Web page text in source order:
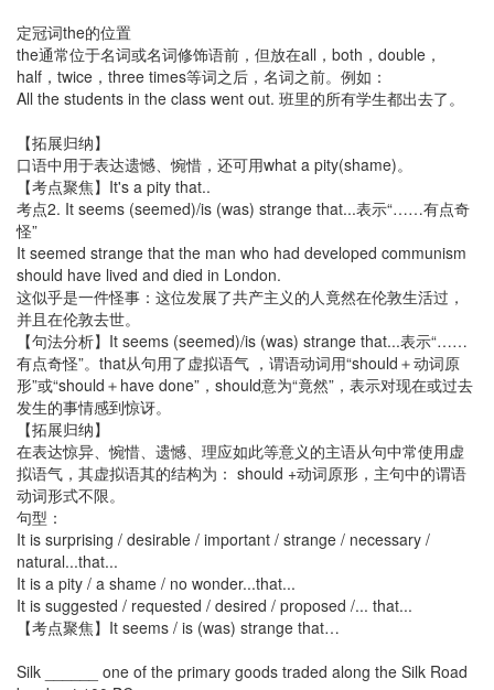
定冠词the的位置
the通常位于名词或名词修饰语前，但放在all，both，double，
half，twice，three times等词之后，名词之前。例如：
All the students in the class went out. 班里的所有学生都出去了。
【拓展归纳】
口语中用于表达遗憾、惋惜，还可用what a pity(shame)。
【考点聚焦】It's a pity that..
考点2. It seems (seemed)/is (was) strange that...表示“……有点奇
怪”
It seemed strange that the man who had developed communism
should have lived and died in London.
这似乎是一件怪事：这位发展了共产主义的人竟然在伦敦生活过，
并且在伦敦去世。
【句法分析】It seems (seemed)/is (was) strange that...表示“……
有点奇怪”。that从句用了虚拟语气 ，谓语动词用“should＋动词原
形”或“should＋have done”，should意为“竟然”，表示对现在或过去
发生的事情感到惊讶。
【拓展归纳】
在表达惊异、惋惜、遗憾、理应如此等意义的主语从句中常使用虚
拟语气，其虚拟语其的结构为： should +动词原形，主句中的谓语
动词形式不限。
句型：
It is surprising / desirable / important / strange / necessary /
natural...that...
It is a pity / a shame / no wonder...that...
It is suggested / requested / desired / proposed /... that...
【考点聚焦】It seems / is (was) strange that…
Silk ______ one of the primary goods traded along the Silk Road